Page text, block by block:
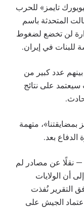
تايمز» للحرب
المتحدثة باسم
لن تخضع لضغوط
في إيران.
نحو 175 شخصًا، بينهم عدد كبير من
على نتائج
متهمة
بعد.
— نقلًا عن مصادر لم
أن الولايات
التقرير نُفذت
الجيش على